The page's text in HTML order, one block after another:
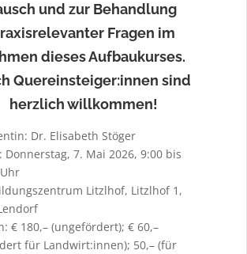
und zur Behandlung
Fragen im
dieses Aufbaukurses.
Quereinsteiger:innen sind
herzlich willkommen!
Dr. Elisabeth Stöger
Donnerstag, 7. Mai 2026, 9:00 bis
Litzlhof, Litzlhof 1,
€ 180,– (ungefördert); € 60,–
für Landwirt:innen); 50,– (für